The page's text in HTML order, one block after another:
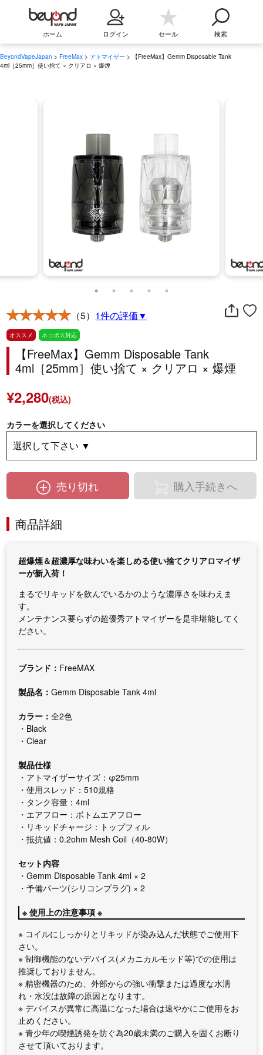
ホーム ログイン セール 検索
BeyondVapeJapan > FreeMax > アトマイザー > 【FreeMax】Gemm Disposable Tank
4ml［25mm］使い捨て × クリアロ × 爆煙
（5） 1件の評価▼
オススメ ネコポス対応
【FreeMax】Gemm Disposable Tank
4ml［25mm］使い捨て × クリアロ × 爆煙
¥2,280(税込)
カラーを選択してください
売り切れ 購入手続きへ
商品詳細
超爆煙＆超濃厚な味わいを楽しめる使い捨てクリアロマイザ
ーが新入荷！
まるでリキッドを飲んでいるかのような濃厚さを味わえま
す。
メンテナンス要らずの超優秀アトマイザーを是非堪能してく
ださい。
ブランド： FreeMAX
製品名：Gemm Disposable Tank 4ml
カラー：全2色
・Black
・Clear
製品仕様
・アトマイザーサイズ：φ25mm
・使用スレッド：510規格
・タンク容量：4ml
・エアフロー：ボトムエアフロー
・リキッドチャージ：トップフィル
・抵抗値：0.2ohm Mesh Coil（40-80W）
セット内容
・Gemm Disposable Tank 4ml × 2
・予備パーツ(シリコンプラグ) × 2
※ 使用上の注意事項 ※
※ コイルにしっかりとリキッドが染み込んだ状態でご使用下
さい。
※ 制御機能のないデバイス(メカニカルモッド等)での使用は
推奨しておりません。
※ 精密機器のため、外部からの強い衝撃または過度な水濡
れ・水没は故障の原因となります。
※ デバイスが異常に高温になった場合は速やかにご使用をお
止めください。
※ 青少年の喫煙誘発を防ぐ為20歳未満のご購入を固くお断り
させて頂いております。